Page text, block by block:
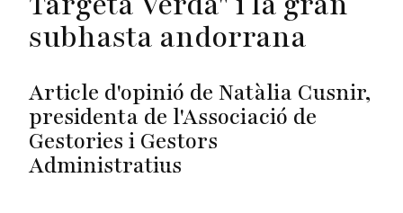
usuario
subhasta andorrana
Article d'opinió de Natàlia Cusnir,
presidenta de l'Associació de
Gestories i Gestors
Administratius